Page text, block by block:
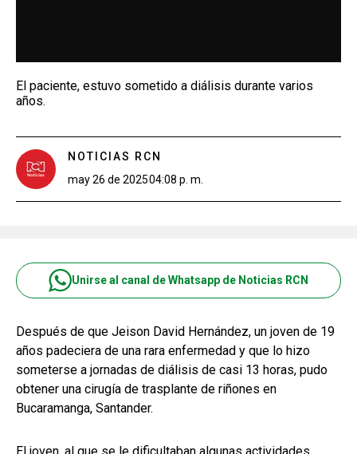
El paciente, estuvo sometido a diálisis durante varios
años.
NOTICIAS RCN
may 26 de 202504:08 p. m.
Unirse al canal de Whatsapp de Noticias RCN
Después de que Jeison David Hernández, un joven de 19
años padeciera de una rara enfermedad y que lo hizo
someterse a jornadas de diálisis de casi 13 horas, pudo
obtener una cirugía de trasplante de riñones en
Bucaramanga, Santander.
El joven, al que se le dificultaban algunas actividades